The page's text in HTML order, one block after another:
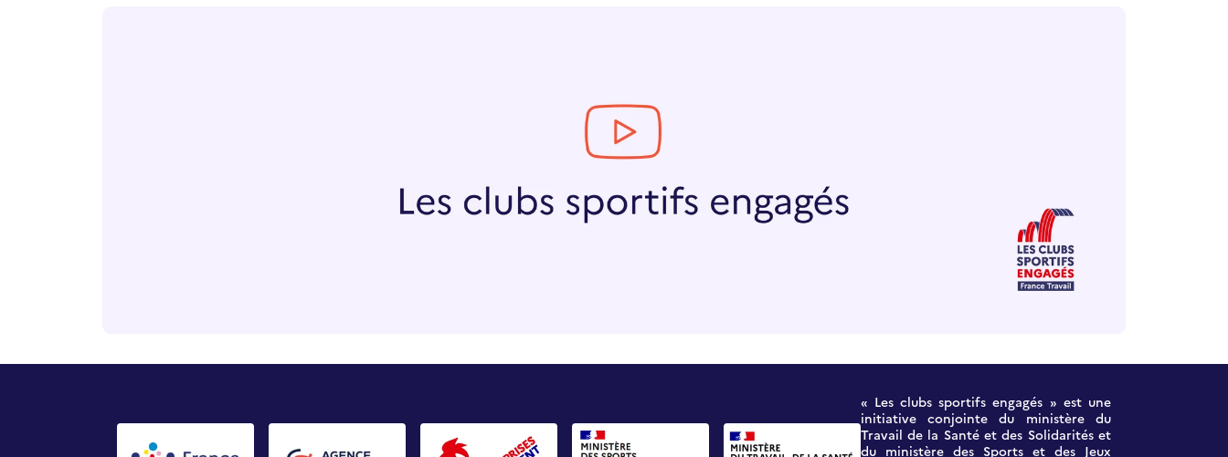
« Les clubs sportifs engagés » est une
initiative conjointe du ministère du
Travail de la Santé et des Solidarités et
du ministère des Sports et des Jeux